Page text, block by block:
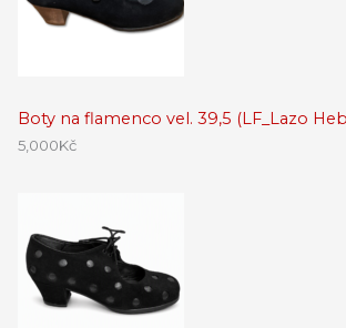
Boty na flamenco vel. 39,5 (LF_Lazo
5,000Kč